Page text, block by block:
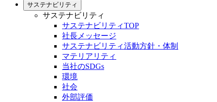
サステナビリティ
サステナビリティ
サステナビリティTOP
社長メッセージ
サステナビリティ活動方針・体制
マテリアリティ
当社のSDGs
環境
社会
外部評価